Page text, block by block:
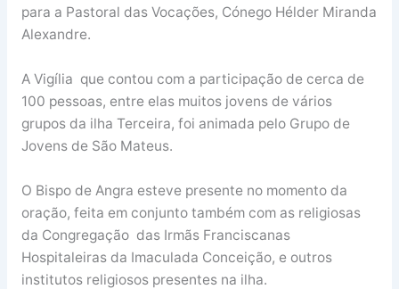
para a Pastoral das Vocações, Cónego Hélder Miranda
Alexandre.
A Vigília que contou com a participação de cerca de
100 pessoas, entre elas muitos jovens de vários
grupos da ilha Terceira, foi animada pelo Grupo de
Jovens de São Mateus.
O Bispo de Angra esteve presente no momento da
oração, feita em conjunto também com as religiosas
da Congregação das Irmãs Franciscanas
Hospitaleiras da Imaculada Conceição, e outros
institutos religiosos presentes na ilha.